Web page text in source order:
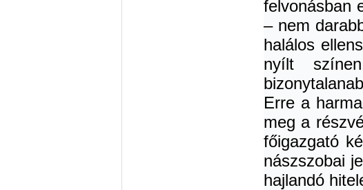
felvonásban
– nem
halálos
nyílt
Erre a
meg a
főigazgató
nászszobai
hajlandó